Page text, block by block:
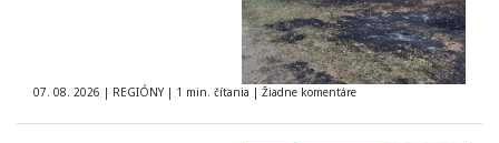
07. 08. 2026 | REGIÓNY | 1 min. čítania | Žiadne komentáre